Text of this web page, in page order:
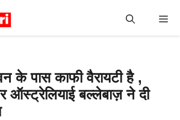
के पास काफी वैरायटी है ,
ऑस्ट्रेलियाई बल्लेबाज़ ने दी